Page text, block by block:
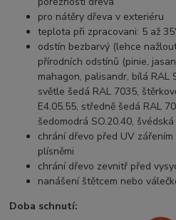
pro nátěry dřeva v exteriéru
teplota při zpracovani: 5 až
odstín bezbarvý (lehce
přírodních odstínů (pinie,
mahagon, palisandr, bílá RAL
světle šedá RAL 7035,
E4.05.55, středně šedá RAL
šedomodrá SO.20.40,
chrání dřevo před UV
plísněmi
chrání dřevo zevnitř před
nanášení štětcem nebo
Doba schnutí: